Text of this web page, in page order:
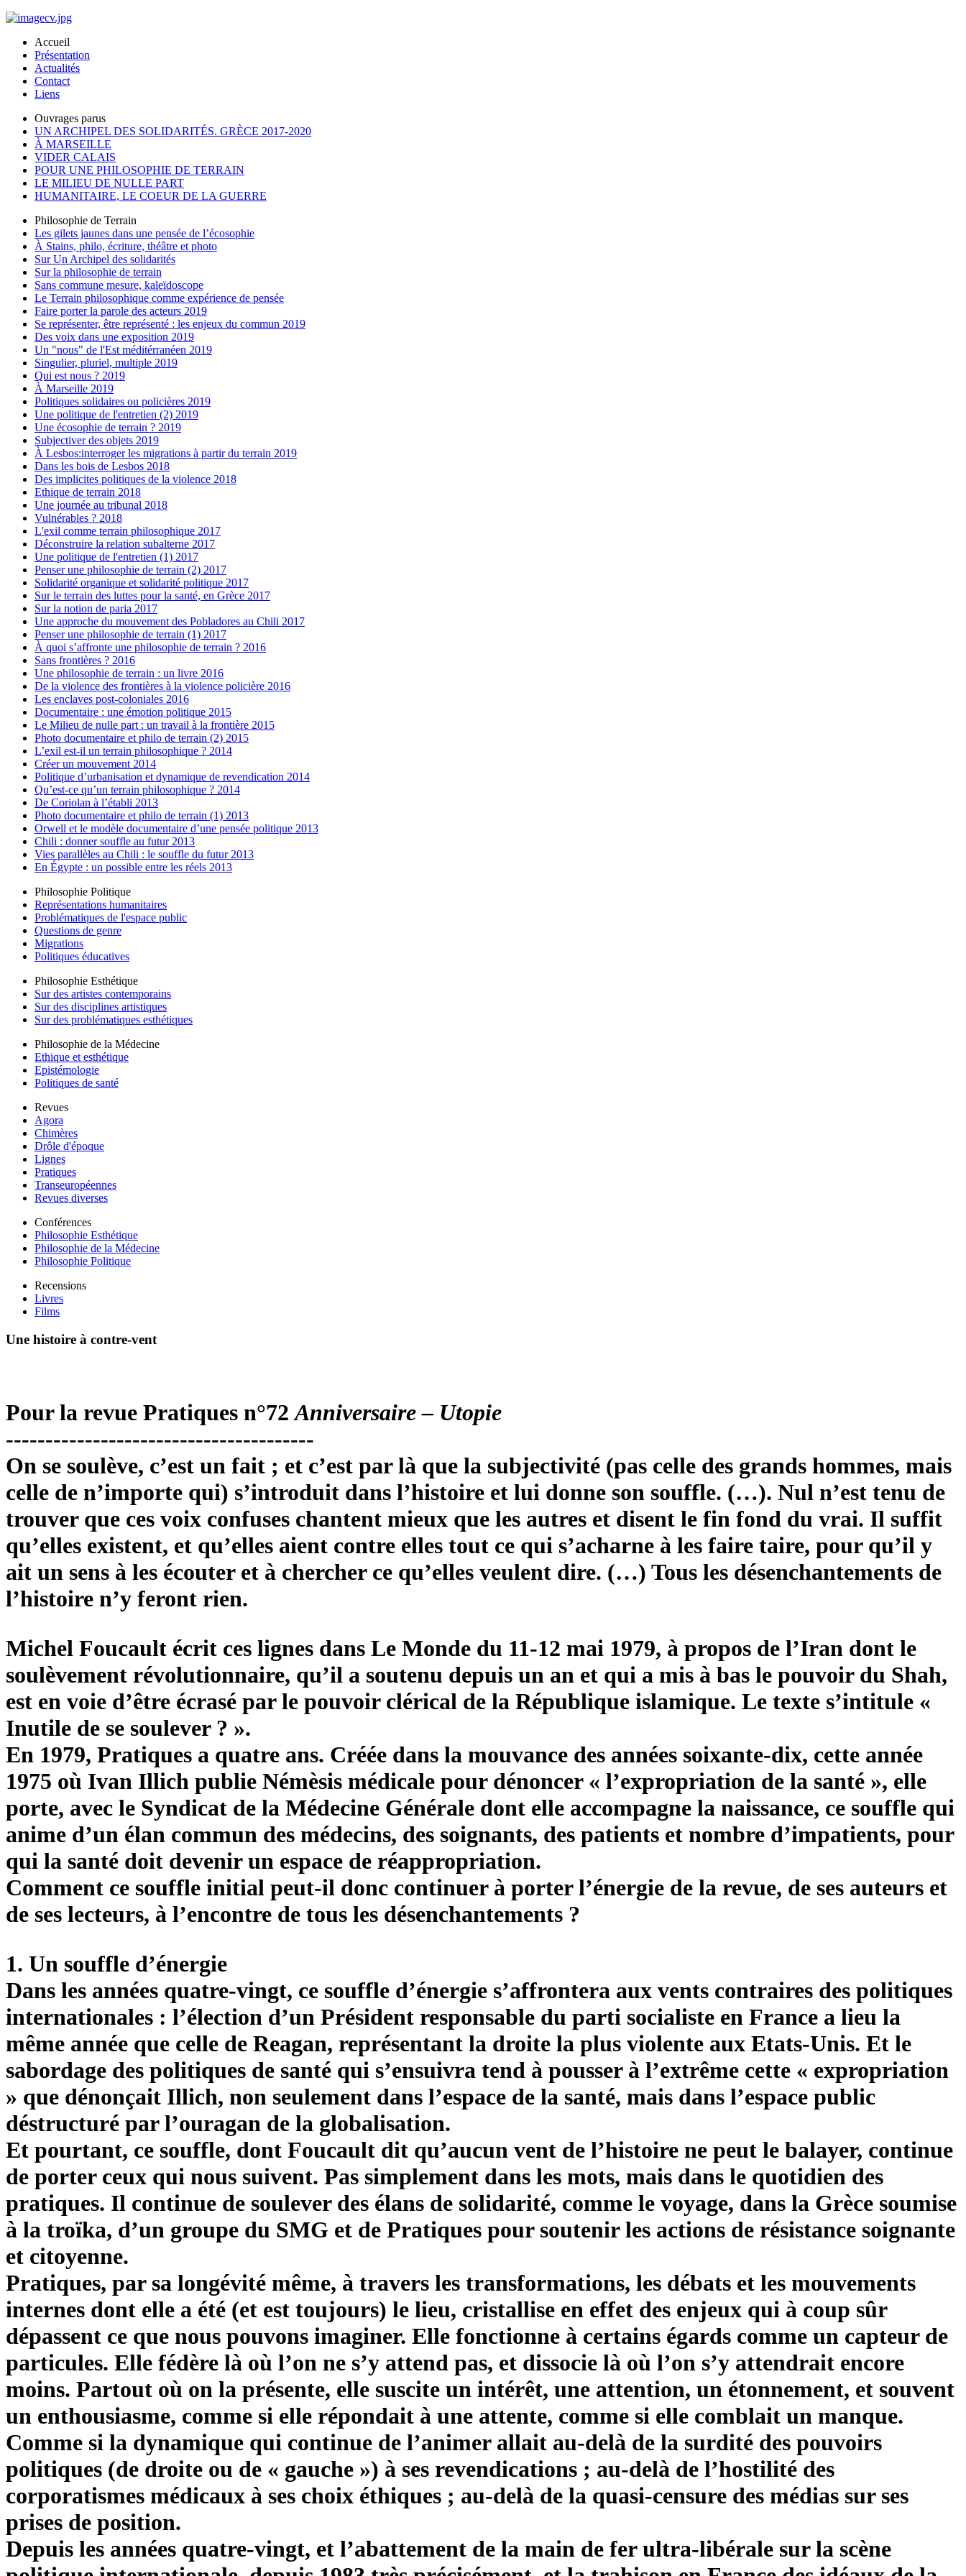
Accueil
Présentation
Actualités
Contact
Liens
Ouvrages parus
UN ARCHIPEL DES SOLIDARITÉS. GRÈCE 2017-2020
À MARSEILLE
VIDER CALAIS
POUR UNE PHILOSOPHIE DE TERRAIN
LE MILIEU DE NULLE PART
HUMANITAIRE, LE COEUR DE LA GUERRE
Philosophie de Terrain
Les gilets jaunes dans une pensée de l’écosophie
À Stains, philo, écriture, théâtre et photo
Sur Un Archipel des solidarités
Sur la philosophie de terrain
Sans commune mesure, kaleïdoscope
Le Terrain philosophique comme expérience de pensée
Faire porter la parole des acteurs 2019
Se représenter, être représenté : les enjeux du commun 2019
Des voix dans une exposition 2019
Un "nous" de l'Est méditérranéen 2019
Singulier, pluriel, multiple 2019
Qui est nous ? 2019
À Marseille 2019
Politiques solidaires ou policières 2019
Une politique de l'entretien (2) 2019
Une écosophie de terrain ? 2019
Subjectiver des objets 2019
À Lesbos:interroger les migrations à partir du terrain 2019
Dans les bois de Lesbos 2018
Des implicites politiques de la violence 2018
Ethique de terrain 2018
Une journée au tribunal 2018
Vulnérables ? 2018
L'exil comme terrain philosophique 2017
Déconstruire la relation subalterne 2017
Une politique de l'entretien (1) 2017
Penser une philosophie de terrain (2) 2017
Solidarité organique et solidarité politique 2017
Sur le terrain des luttes pour la santé, en Grèce 2017
Sur la notion de paria 2017
Une approche du mouvement des Pobladores au Chili 2017
Penser une philosophie de terrain (1) 2017
À quoi s’affronte une philosophie de terrain ? 2016
Sans frontières ? 2016
Une philosophie de terrain : un livre 2016
De la violence des frontières à la violence policière 2016
Les enclaves post-coloniales 2016
Documentaire : une émotion politique 2015
Le Milieu de nulle part : un travail à la frontière 2015
Photo documentaire et philo de terrain (2) 2015
L’exil est-il un terrain philosophique ? 2014
Créer un mouvement 2014
Politique d’urbanisation et dynamique de revendication 2014
Qu’est-ce qu’un terrain philosophique ? 2014
De Coriolan à l’établi 2013
Photo documentaire et philo de terrain (1) 2013
Orwell et le modèle documentaire d’une pensée politique 2013
Chili : donner souffle au futur 2013
Vies parallèles au Chili : le souffle du futur 2013
En Égypte : un possible entre les réels 2013
Philosophie Politique
Représentations humanitaires
Problématiques de l'espace public
Questions de genre
Migrations
Politiques éducatives
Philosophie Esthétique
Sur des artistes contemporains
Sur des disciplines artistiques
Sur des problématiques esthétiques
Philosophie de la Médecine
Ethique et esthétique
Epistémologie
Politiques de santé
Revues
Agora
Chimères
Drôle d'époque
Lignes
Pratiques
Transeuropéennes
Revues diverses
Conférences
Philosophie Esthétique
Philosophie de la Médecine
Philosophie Politique
Recensions
Livres
Films
Une histoire à contre-vent
Pour la revue Pratiques n°72Anniversaire – Utopie
---------------------------------------
On se soulève, c’est un fait ; et c’est par là que la subjectivité (pas celle des grands hommes, mais
celle de n’importe qui) s’introduit dans l’histoire et lui donne son souffle. (…). Nul n’est tenu de
trouver que ces voix confuses chantent mieux que les autres et disent le fin fond du vrai. Il suffit
qu’elles existent, et qu’elles aient contre elles tout ce qui s’acharne à les faire taire, pour qu’il y
ait un sens à les écouter et à chercher ce qu’elles veulent dire. (…) Tous les désenchantements de
l’histoire n’y feront rien.
Michel Foucault écrit ces lignes dans Le Monde du 11-12 mai 1979, à propos de l’Iran dont le
soulèvement révolutionnaire, qu’il a soutenu depuis un an et qui a mis à bas le pouvoir du Shah,
est en voie d’être écrasé par le pouvoir clérical de la République islamique. Le texte s’intitule «
Inutile de se soulever ? ».
En 1979, Pratiques a quatre ans. Créée dans la mouvance des années soixante-dix, cette année
1975 où Ivan Illich publie Némèsis médicale pour dénoncer « l’expropriation de la santé », elle
porte, avec le Syndicat de la Médecine Générale dont elle accompagne la naissance, ce souffle qui
anime d’un élan commun des médecins, des soignants, des patients et nombre d’impatients, pour
qui la santé doit devenir un espace de réappropriation.
Comment ce souffle initial peut-il donc continuer à porter l’énergie de la revue, de ses auteurs et
de ses lecteurs, à l’encontre de tous les désenchantements ?
1. Un souffle d’énergie
Dans les années quatre-vingt, ce souffle d’énergie s’affrontera aux vents contraires des politiques
internationales : l’élection d’un Président responsable du parti socialiste en France a lieu la
même année que celle de Reagan, représentant la droite la plus violente aux Etats-Unis. Et le
sabordage des politiques de santé qui s’ensuivra tend à pousser à l’extrême cette « expropriation
» que dénonçait Illich, non seulement dans l’espace de la santé, mais dans l’espace public
déstructuré par l’ouragan de la globalisation.
Et pourtant, ce souffle, dont Foucault dit qu’aucun vent de l’histoire ne peut le balayer, continue
de porter ceux qui nous suivent. Pas simplement dans les mots, mais dans le quotidien des
pratiques. Il continue de soulever des élans de solidarité, comme le voyage, dans la Grèce soumise
à la troïka, d’un groupe du SMG et de Pratiques pour soutenir les actions de résistance soignante
et citoyenne.
Pratiques, par sa longévité même, à travers les transformations, les débats et les mouvements
internes dont elle a été (et est toujours) le lieu, cristallise en effet des enjeux qui à coup sûr
dépassent ce que nous pouvons imaginer. Elle fonctionne à certains égards comme un capteur de
particules. Elle fédère là où l’on ne s’y attend pas, et dissocie là où l’on s’y attendrait encore
moins. Partout où on la présente, elle suscite un intérêt, une attention, un étonnement, et souvent
un enthousiasme, comme si elle répondait à une attente, comme si elle comblait un manque.
Comme si la dynamique qui continue de l’animer allait au-delà de la surdité des pouvoirs
politiques (de droite ou de « gauche ») à ses revendications ; au-delà de l’hostilité des
corporatismes médicaux à ses choix éthiques ; au-delà de la quasi-censure des médias sur ses
prises de position.
Depuis les années quatre-vingt, et l’abattement de la main de fer ultra-libérale sur la scène